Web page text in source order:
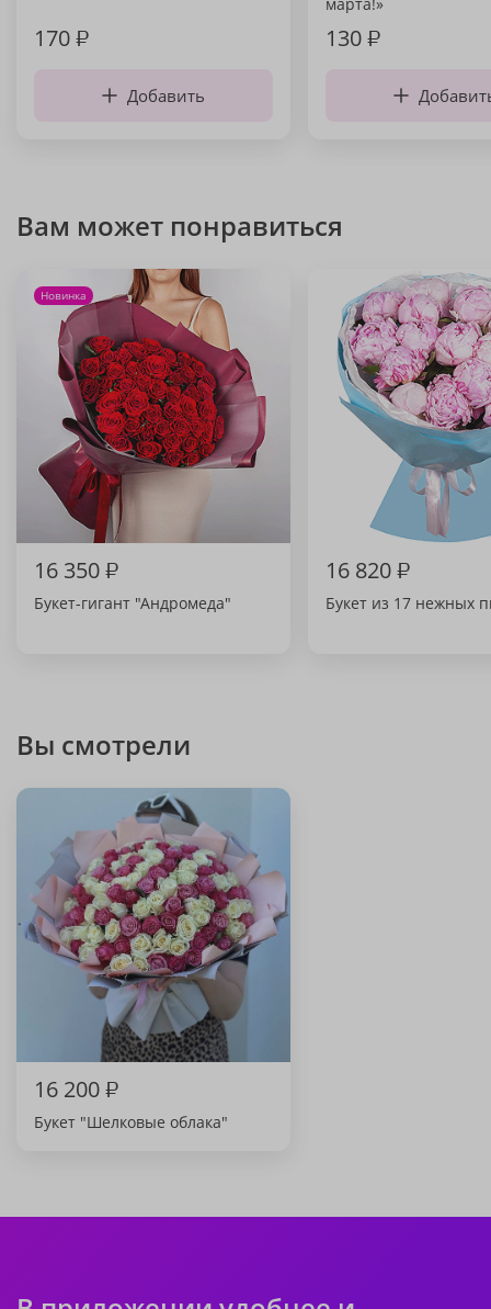
170₽
Добавить
130₽
Вам может понравиться
Новинка
16 350₽
Букет-гигант "Андромеда"
16 820₽
Букет из 17 нежных
Вы смотрели
16 200₽
Букет "Шелковые облака"